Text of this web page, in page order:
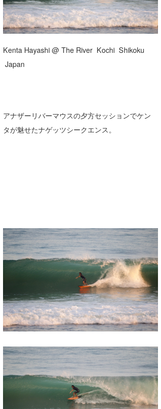
Kenta Hayashi @ The River Kochi Shikoku
Japan
アナザーリバーマウスの夕方セッションでケン
タが魅せたナゲッツシークエンス。
伊豆
千葉南
ルール＆How to
VOTE!
mitsuteru Kamio
Yasunari Inoue
Yoshiyuki Obata
arukasvision
DELTA FORCE SURF
CBA Films
熊谷素子
SURFMEDIA
Colors MAGAZINE
WAVAL
波伝説アンバサダー/プロライダー
福島寿実子
中浦“JET”章
嵯峨明日香
進士剛光
田原啓江
植村未来
NOBUFUKU
大野”MAR”修聖
波伝説スタッフ
☆加藤
+☆maki☆+
Aichan
chan-U
ECE
G◎Da
波伝説